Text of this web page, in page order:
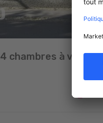
chambres à vendre